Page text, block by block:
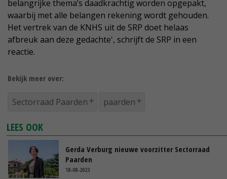
belangrijke thema’s daadkrachtig worden opgepakt,
waarbij met alle belangen rekening wordt gehouden.
Het vertrek van de KNHS uit de SRP doet helaas
afbreuk aan deze gedachte', schrijft de SRP in een
reactie.
Bekijk meer over:
Sectorraad Paarden paarden
LEES OOK
Gerda Verburg nieuwe voorzitter Sectorraad
Paarden
18-08-2023